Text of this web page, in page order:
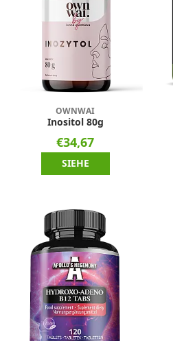
OWNWAI
Inositol 80g
€34,67
SIEHE